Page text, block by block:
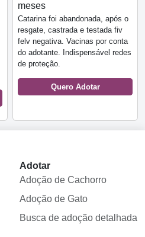
meses
Catarina foi abandonada, após o
resgate, castrada e testada fiv
felv negativa. Vacinas por conta
do adotante. Indispensável redes
de proteção.
Quero Adotar
Adotar
Adoção de Cachorro
Adoção de Gato
Busca de adoção detalhada